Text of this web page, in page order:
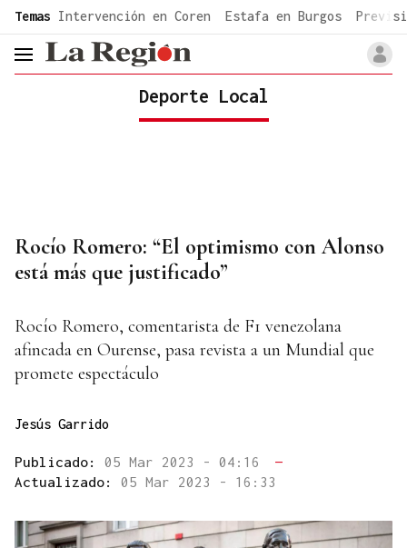
common.go-to-content
Temas Intervención en Coren Estafa en Burgos
header.menu.open
Deporte Local
Rocío Romero: “El optimismo con Alonso
está más que justificado”
Rocío Romero, comentarista de F1 venezolana
afincada en Ourense, pasa revista a un Mundial que
promete espectáculo
Jesús Garrido
Publicado: 05 Mar 2023 - 04:16
—
Actualizado: 05 Mar 2023 - 16:33